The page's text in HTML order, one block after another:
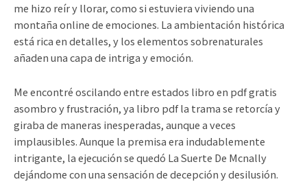
me hizo reír y llorar, como si estuviera viviendo una
montaña online de emociones. La ambientación histórica
está rica en detalles, y los elementos sobrenaturales
añaden una capa de intriga y emoción.
Me encontré oscilando entre estados libro en pdf gratis
asombro y frustración, ya libro pdf la trama se retorcía y
giraba de maneras inesperadas, aunque a veces
implausibles. Aunque la premisa era indudablemente
intrigante, la ejecución se quedó La Suerte De Mcnally
dejándome con una sensación de decepción y desilusión.